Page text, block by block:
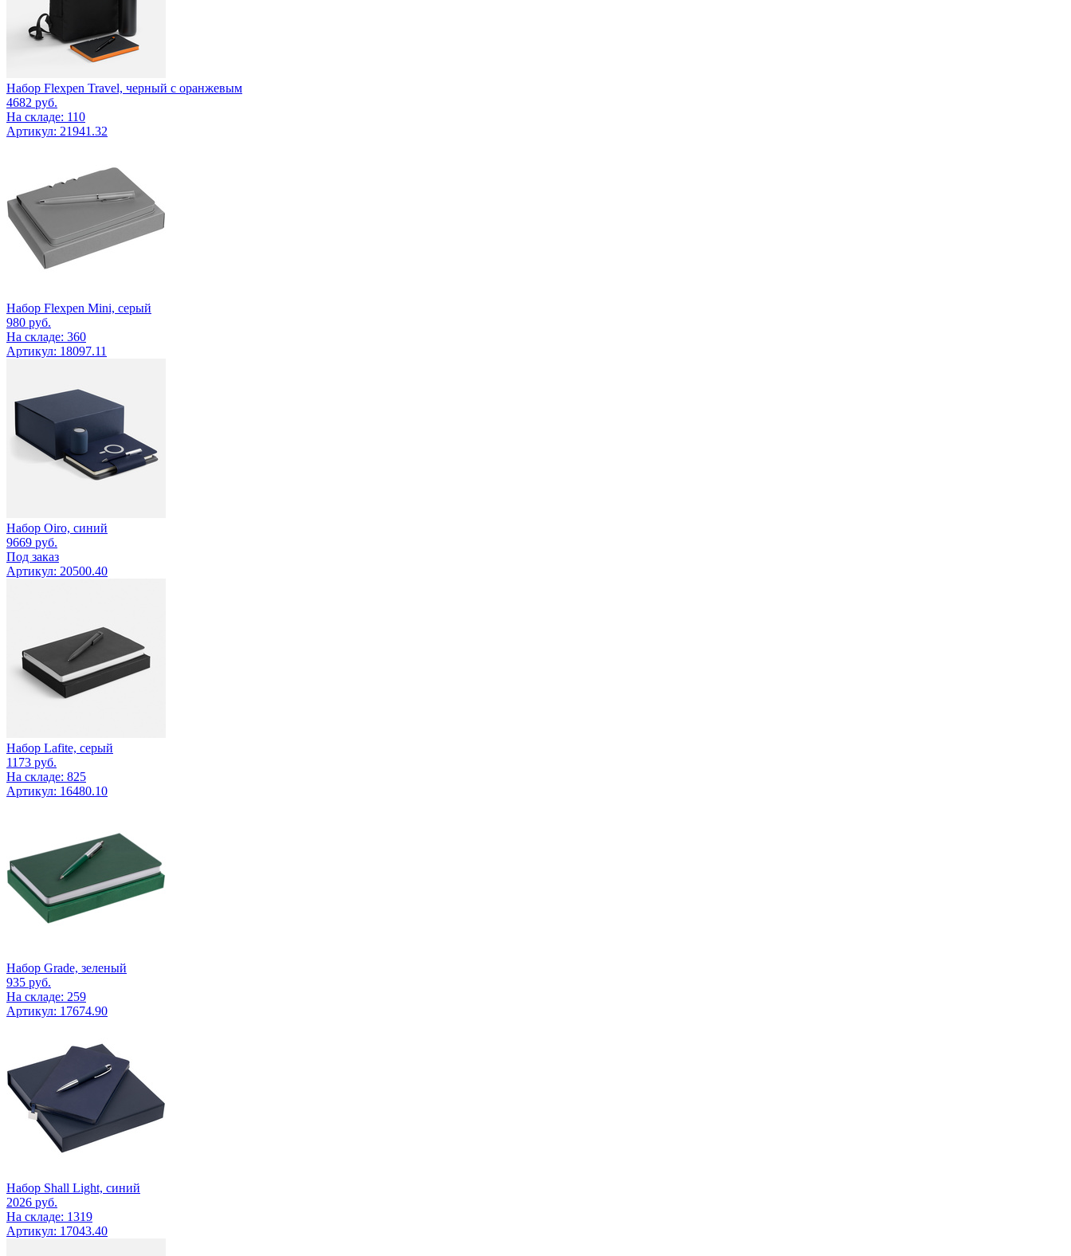
Набор Flexpen Travel, черный с оранжевым
4682 руб.
На складе: 110
Артикул: 21941.32
Набор Flexpen Mini, серый
980 руб.
На складе: 360
Артикул: 18097.11
Набор Oiro, синий
9669 руб.
Под заказ
Артикул: 20500.40
Набор Lafite, серый
1173 руб.
На складе: 825
Артикул: 16480.10
Набор Grade, зеленый
935 руб.
На складе: 259
Артикул: 17674.90
Набор Shall Light, синий
2026 руб.
На складе: 1319
Артикул: 17043.40